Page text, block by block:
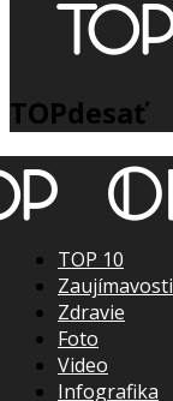
TOPdesať
TOP 10
Zaujímavosti
Zdravie
Foto
Video
Infografika